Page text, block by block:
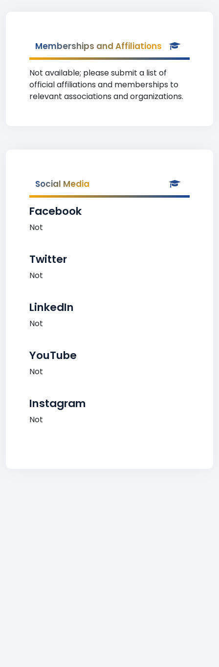
Memberships and Affiliations
Not available; please submit a list of
official affiliations and memberships to
relevant associations and organizations.
Social Media
Facebook
Not
Twitter
Not
LinkedIn
Not
YouTube
Not
Instagram
Not